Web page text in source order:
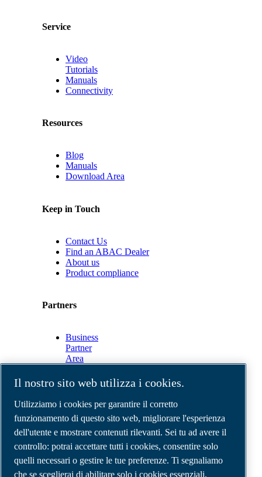
Service
Video
Tutorials
Manuals
Connectivity
Resources
Blog
Manuals
Download Area
Keep in Touch
Contact Us
Find an ABAC Dealer
About us
Product compliance
Partners
Business
Partner
Area
Connect
2.0
Business
ABAC
Media
Gallery
©2026 Compressori d'aria ABAC
Note legali e privacy
Il nostro sito web utilizza i cookies.
Utilizziamo i cookies per garantire il corretto
funzionamento di questo sito web, migliorare l'esperienza
dell'utente e mostrare contenuti rilevanti. Sei tu ad avere il
controllo: potrai accettare tutti i cookies, consentire solo
quelli necessari o gestire le tue preferenze. Ti segnaliamo
che se sceglierai di abilitare solo i cookies essenziali,